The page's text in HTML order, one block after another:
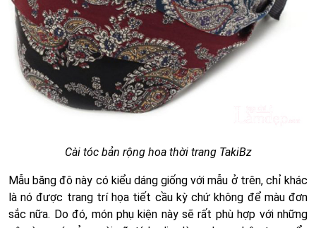
Cài tóc bản rộng hoa thời trang TakiBz
Mẫu băng đô này có kiểu dáng giống với mẫu ở trên, chỉ khác
là nó được trang trí họa tiết cầu kỳ chứ không để màu đơn
sắc nữa. Do đó, món phụ kiện này sẽ rất phù hợp với những